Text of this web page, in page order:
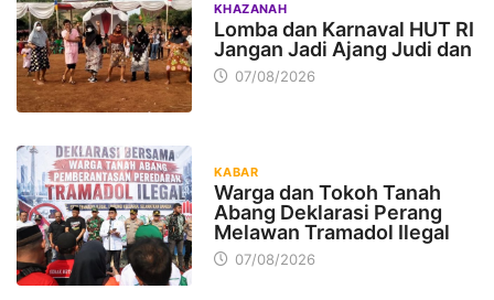
KHAZANAH
Lomba dan Karnaval HUT RI
Jangan Jadi Ajang Judi dan
07/08/2026
KABAR
Warga dan Tokoh Tanah
Abang Deklarasi Perang
Melawan Tramadol Ilegal
07/08/2026